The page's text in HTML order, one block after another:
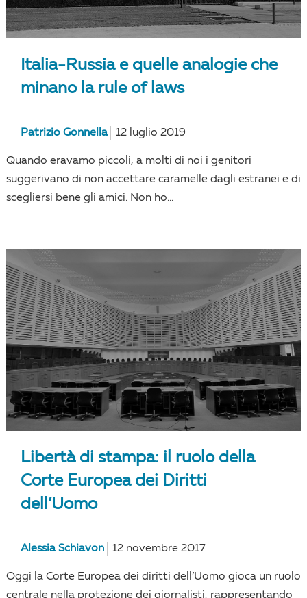
Italia-Russia e quelle analogie che
minano la rule of laws
Patrizio Gonnella 12 luglio 2019
Quando eravamo piccoli, a molti di noi i genitori
suggerivano di non accettare caramelle dagli estranei e di
scegliersi bene gli amici. Non ho...
Libertà di stampa: il ruolo della
Corte Europea dei Diritti
dell’Uomo
Alessia Schiavon 12 novembre 2017
Oggi la Corte Europea dei diritti dell’Uomo gioca un ruolo
centrale nella protezione dei giornalisti, rappresentando